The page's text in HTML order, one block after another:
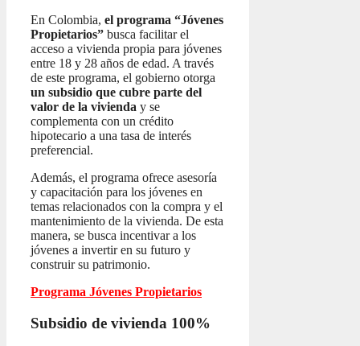
En Colombia, el programa “Jóvenes
Propietarios” busca facilitar el
acceso a vivienda propia para jóvenes
entre 18 y 28 años de edad. A través
de este programa, el gobierno otorga
un subsidio que cubre parte del
valor de la vivienda y se
complementa con un crédito
hipotecario a una tasa de interés
preferencial.
Además, el programa ofrece asesoría
y capacitación para los jóvenes en
temas relacionados con la compra y el
mantenimiento de la vivienda. De esta
manera, se busca incentivar a los
jóvenes a invertir en su futuro y
construir su patrimonio.
Programa Jóvenes Propietarios
Subsidio de vivienda 100%